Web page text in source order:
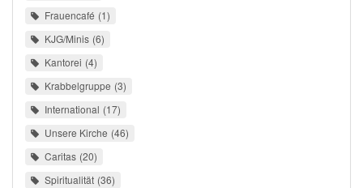
Frauencafé 1
KJG/Minis 6
Kantorei 4
Krabbelgruppe 3
International 17
Unsere Kirche 46
Caritas 20
Spiritualität 36